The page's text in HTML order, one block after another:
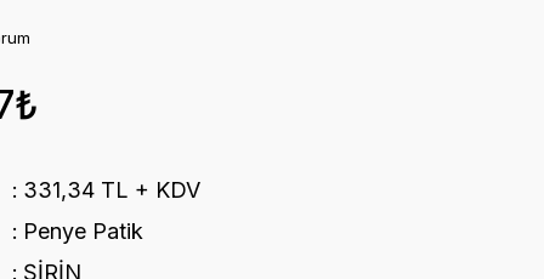
331,34 TL + KDV
Penye Patik
ŞİRİN